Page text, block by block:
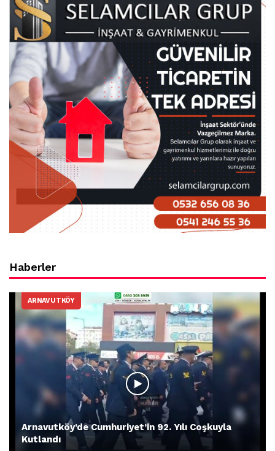
Haberler
ARNAVUTKÖY
Arnavutköy’de Cumhuriyet’in 92. Yılı Coşkuyla
Kutlandı